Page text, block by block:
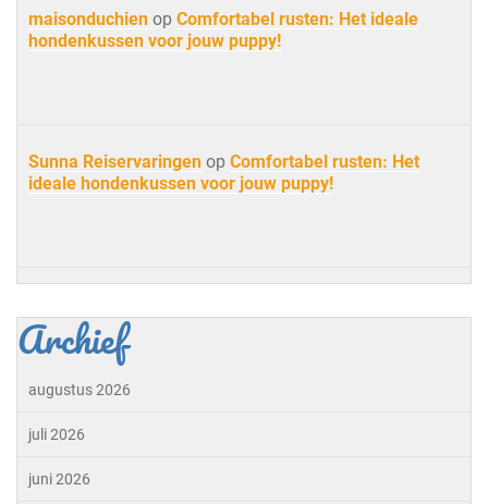
maisonduchien op Comfortabel rusten: Het ideale
hondenkussen voor jouw puppy!
Sunna Reiservaringen op Comfortabel rusten: Het
ideale hondenkussen voor jouw puppy!
Archief
augustus 2026
juli 2026
juni 2026